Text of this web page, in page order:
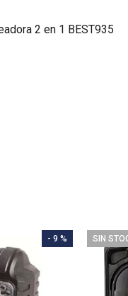
2 en 1 BEST935
- 9 % SIN